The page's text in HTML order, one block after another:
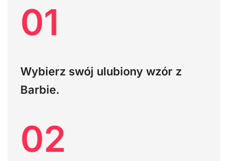
01
Wybierz swój ulubiony wzór z
Barbie.
02